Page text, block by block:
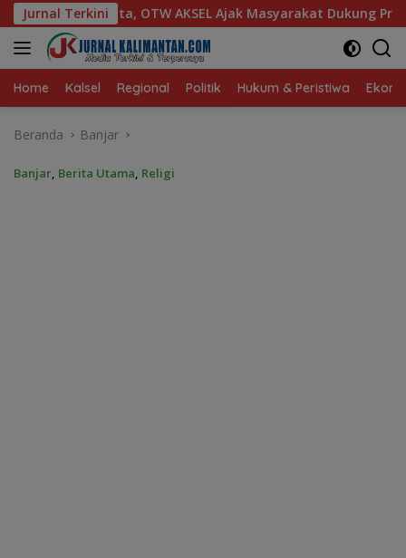
Langsung
ke
konten
Jurnal Terkini
Ajak Masyarakat Dukung Produk Lokal Tabalong
Home Kalsel Regional Politik Hukum & Peristiwa
Beranda Banjar
Banjar, Berita Utama, Religi